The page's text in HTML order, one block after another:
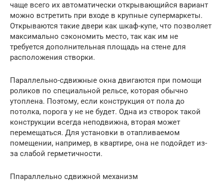
чаще всего их автоматически открывающийся вариант
можно встретить при входе в крупные супермаркеты.
Открываются такие двери как шкаф-купе, что позволяет
максимально сэкономить место, так как им не
требуется дополнительная площадь на стене для
расположения створки.
Параллельно-сдвижные окна двигаются при помощи
роликов по специальной рельсе, которая обычно
утоплена. Поэтому, если конструкция от пола до
потолка, порога у не не будет. Одна из створок такой
конструкции всегда неподвижна, вторая может
перемещаться. Для установки в отапливаемом
помещении, например, в квартире, она не подойдет из-
за слабой герметичности.
Ппараллельно сдвижной механизм